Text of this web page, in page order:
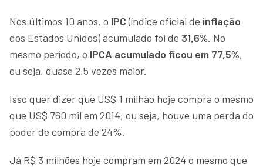
Nos últimos 10 anos, o IPC(índice oficial de inflação
dos Estados Unidos) acumulado foi de 31,6%. No
mesmo período, o IPCA acumulado ficou em 77,5%,
ou seja, quase 2,5 vezes maior.
Isso quer dizer que US$ 1 milhão hoje compra o mesmo
que US$ 760 mil em 2014, ou seja, houve uma perda do
poder de compra de 24%.
Já R$ 3 milhões hoje compram em 2024 o mesmo que